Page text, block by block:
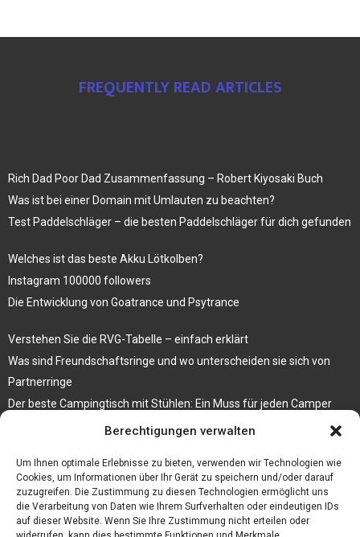
Berechtigungen verwalten
Um Ihnen optimale Erlebnisse zu bieten, verwenden wir Technologien wie
Cookies, um Informationen über Ihr Gerät zu speichern und/oder darauf
zuzugreifen. Die Zustimmung zu diesen Technologien ermöglicht uns
die Verarbeitung von Daten wie Ihrem Surfverhalten oder eindeutigen IDs
auf dieser Website. Wenn Sie Ihre Zustimmung nicht erteilen oder
FREQUENTLY READ ARTICLES
Rich Dad Poor Dad Zusammenfassung – Robert Kiyosaki Buch
Was ist bei einer Domain mit Umlauten zu beachten?
Test Paddelschläger – die besten Paddelschläger für dich gefunden
Welches ist das beste Akku Lötkolben?
Instagram 100000 followers
Die Entwicklung von Goatrance und Psytrance
Verstehen Sie die RVG-Tabelle – einfach erklärt
Was sind Freundschaftsringe und wo unterscheiden sie sich von
Partnerringe
Der beste Campingtisch mit Stühlen: Ein Muss für jeden Camper
Die Küche als Platz der Gemeinschaft
Elektrokamin Bestseller – die besten Stücke für Ihr Zuhause